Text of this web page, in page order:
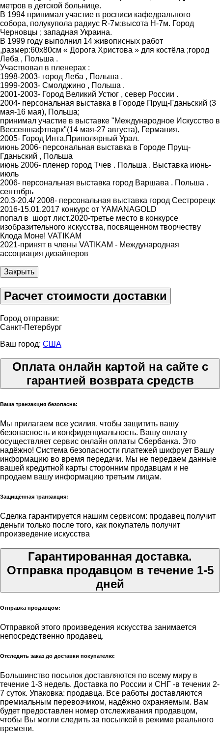
метров в детской больнице.
В 1994 принимал участие в росписи кафедрального
собора, полукупола радиус R-7м;высота H-7м. Город
Черновцы ; западная Украина.
В 1999 году выполнил 14 живописных работ
,размер:60х80см « Дорога Христова » для костёла ;город
Леба , Польша .
Участвовал в пленерах :
1998-2003- город Леба , Польша .
1999-2003- Смолджино , Польша .
2001-2003- Город Великий Устюг , север России .
2004- персональная выставка в Городе Прущ-Гданьский (3
мая-16 мая), Польша;
принимал участие в выставке "Международное Искусство в
Вессеншафтпарк"(14 мая-27 августа), Германия.
2005- Город Инта,Приполярный Урал.
июнь 2006- персональная выставка в Городе Прущ-
Гданьский , Польша
июнь 2006- пленер город Тчев . Польша . Выставка июнь-
июль
2006- персональная выставка город Варшава . Польша .
сентябрь
20.3-20.4/ 2008- персональная выставка город Сестрорецк
2016-15.01.2017 конкурс от YAMANAGOLD
попал в шорт лист.2020-третье место в конкурсе
изобразительного искусства, посвященном творчеству
Клода Моне! VATIKAM
2021-принят в члены VATIKAM - Международная
ассоциация дизайнеров
Закрыть
Расчет стоимости доставки
Город отправки:
Санкт-Петербург
Ваш город: США
Оплата онлайн картой на сайте с
гарантией возврата средств
Ваша транзакция безопасна:
Мы прилагаем все усилия, чтобы защитить вашу
безопасность и конфиденциальность. Вашу оплату
осуществляет сервис онлайн оплаты Сбербанка. Это
надёжно! Система безопасности платежей шифрует Вашу
информацию во время передачи. Мы не передаем данные
вашей кредитной карты сторонним продавцам и не
продаем вашу информацию третьим лицам.
Защищённая транзакция:
Сделка гарантируется нашим сервисом: продавец получит
деньги только после того, как покупатель получит
произведение искусства
Гарантированная доставка.
Отправка продавцом в течение 1-5
дней
Отправка продавцом:
Отправкой этого произведения искусства занимается
непосредственно продавец.
Отследить заказ до доставки покупателю:
Большинство посылок доставляются по всему миру в
течение 1-3 недель. Доставка по России и СНГ -в течении 2-
7 суток. Упаковка: продавца. Все работы доставляются
премиальным перевозчиком, надёжно охраняемым. Вам
будет предоставлен номер отслеживания продавцом,
чтобы Вы могли следить за посылкой в режиме реального
времени.